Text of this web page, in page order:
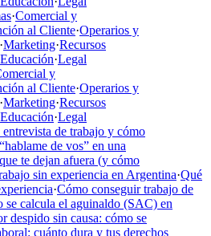
·Comercial y
al Cliente·Operarios y
·Marketing·Recursos
Educación·Legal
y
al Cliente·Operarios y
·Marketing·Recursos
Educación·Legal
de trabajo y cómo
de vos” en una
te dejan afuera (y cómo
sin experiencia en Argentina·Qué
·Cómo conseguir trabajo de
se calcula el aguinaldo (SAC) en
despido sin causa: cómo se
cuánto dura y tus derechos